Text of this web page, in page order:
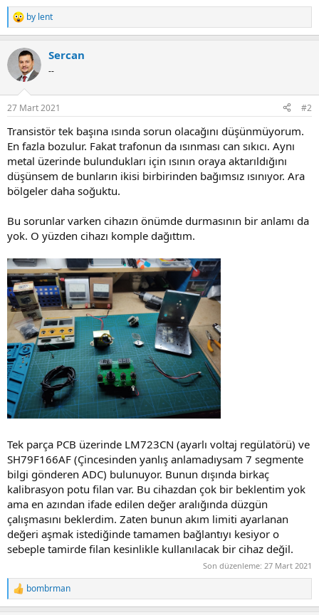
R
e
c
i
s
by lent
Sercan
--
27 Mart 2021 #2
Transistör tek başına ısında sorun olacağını düşünmüyorum.
En fazla bozulur. Fakat trafonun da ısınması can sıkıcı. Aynı
metal üzerinde bulundukları için ısının oraya aktarıldığını
düşünsem de bunların ikisi birbirinden bağımsız ısınıyor. Ara
bölgeler daha soğuktu.
Bu sorunlar varken cihazın önümde durmasının bir anlamı da
yok. O yüzden cihazı komple dağıttım.
Tek parça PCB üzerinde LM723CN (ayarlı voltaj regülatörü) ve
SH79F166AF (Çincesinden yanlış anlamadıysam 7 segmente
bilgi gönderen ADC) bulunuyor. Bunun dışında birkaç
kalibrasyon potu filan var. Bu cihazdan çok bir beklentim yok
ama en azından ifade edilen değer aralığında düzgün
çalışmasını beklerdim. Zaten bunun akım limiti ayarlanan
değeri aşmak istediğinde tamamen bağlantıyı kesiyor o
sebeple tamirde filan kesinlikle kullanılacak bir cihaz değil.
Son düzenleme: 27 Mart 2021
R
e
bombrman